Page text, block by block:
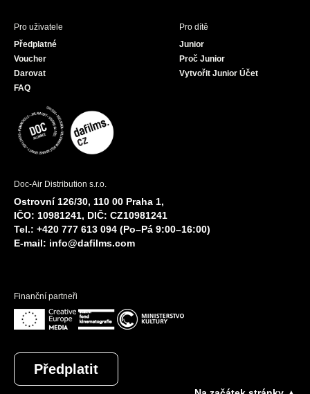
Pro uživatele
Předplatné
Voucher
Darovat
FAQ
Pro dítě
Junior
Proč Junior
Vytvořit Junior Účet
Doc-Air Distribution s.r.o.
Ostrovní 126/30, 110 00 Praha 1,
IČO: 10981241, DIČ: CZ10981241
Tel.: +420 777 613 094 (Po–Pá 9:00–16:00)
E-mail: info@dafilms.com
Finanční partneři
Předplatit